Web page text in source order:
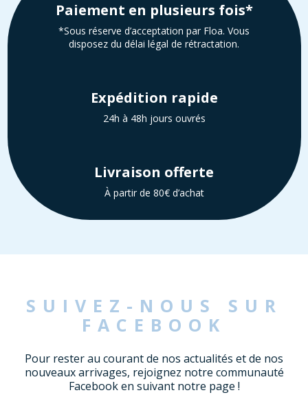
Paiement en plusieurs fois*
*Sous réserve d’acceptation par Floa. Vous
disposez du délai légal de rétractation.
Expédition rapide
24h à 48h jours ouvrés
Livraison offerte
À partir de 80€ d’achat
SUIVEZ-NOUS SUR
FACEBOOK
Pour rester au courant de nos actualités et de nos
nouveaux arrivages, rejoignez notre communauté
Facebook en suivant notre page !